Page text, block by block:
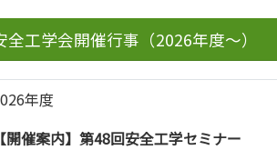
全工学会開催行事（2026年度～）
年度
開催案内】第48回安全工学セミナー